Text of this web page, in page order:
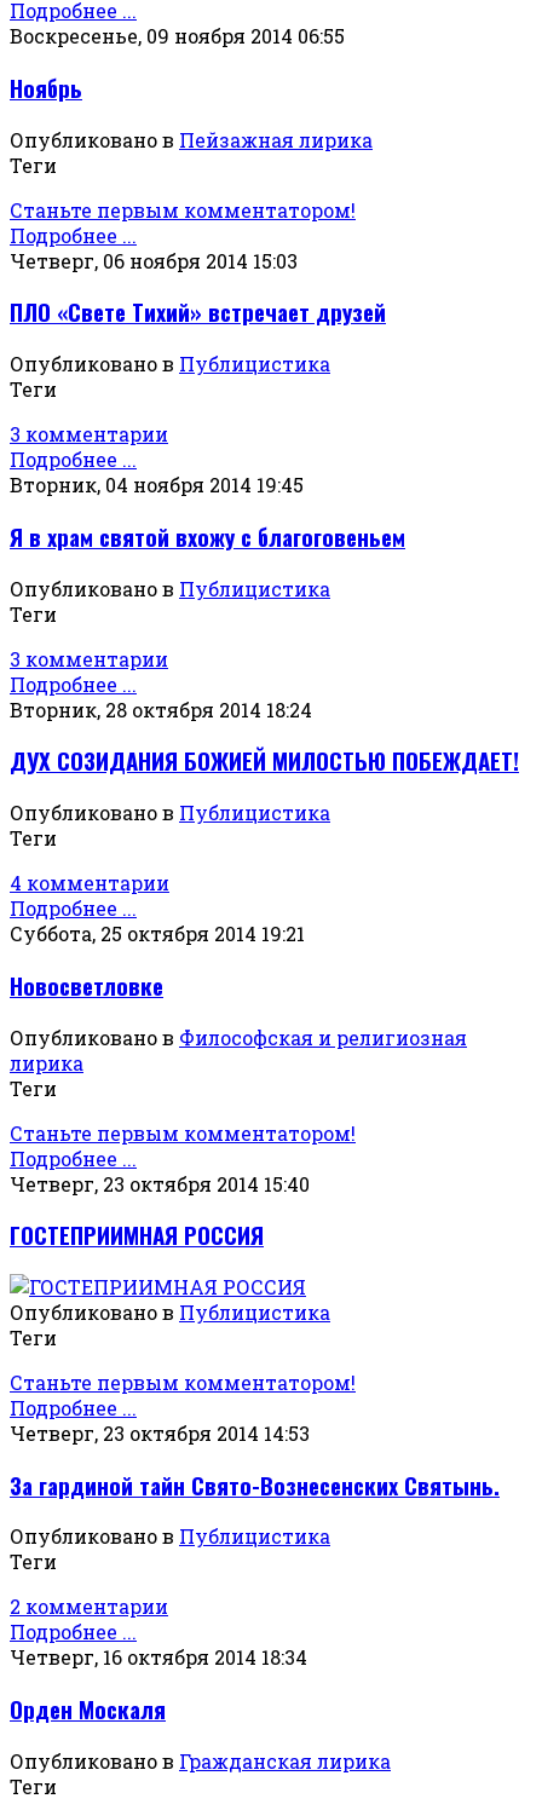
Подробнее ...
Воскресенье, 09 ноября 2014 06:55
Ноябрь
Опубликовано в Пейзажная лирика
Теги
Станьте первым комментатором!
Подробнее ...
Четверг, 06 ноября 2014 15:03
ПЛО «Свете Тихий» встречает друзей
Опубликовано в Публицистика
Теги
3 комментарии
Подробнее ...
Вторник, 04 ноября 2014 19:45
Я в храм святой вхожу с благоговеньем
Опубликовано в Публицистика
Теги
3 комментарии
Подробнее ...
Вторник, 28 октября 2014 18:24
ДУХ СОЗИДАНИЯ БОЖИЕЙ МИЛОСТЬЮ ПОБЕЖДАЕТ!
Опубликовано в Публицистика
Теги
4 комментарии
Подробнее ...
Суббота, 25 октября 2014 19:21
Новосветловке
Опубликовано в Философская и религиозная
лирика
Теги
Станьте первым комментатором!
Подробнее ...
Четверг, 23 октября 2014 15:40
ГОСТЕПРИИМНАЯ РОССИЯ
Опубликовано в Публицистика
Теги
Станьте первым комментатором!
Подробнее ...
Четверг, 23 октября 2014 14:53
За гардиной тайн Свято-Вознесенских Святынь.
Опубликовано в Публицистика
Теги
2 комментарии
Подробнее ...
Четверг, 16 октября 2014 18:34
Орден Москаля
Опубликовано в Гражданская лирика
Теги